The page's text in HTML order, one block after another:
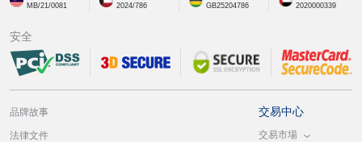
MB/21/0081
2024/786
GB25204786
2020000339
安全
品牌故事
法律文件
交易中心
交易市場